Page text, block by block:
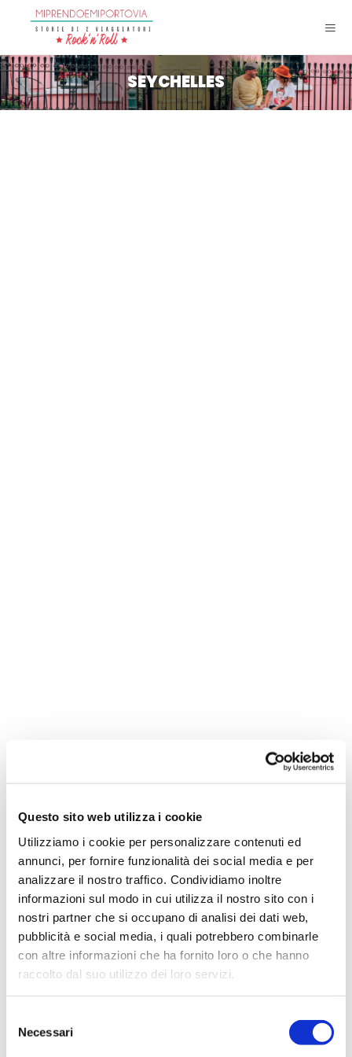
Questo sito web utilizza i cookie
Utilizziamo i cookie per personalizzare contenuti ed
annunci, per fornire funzionalità dei social media e per
analizzare il nostro traffico. Condividiamo inoltre
informazioni sul modo in cui utilizza il nostro sito con i
nostri partner che si occupano di analisi dei dati web,
pubblicità e social media, i quali potrebbero combinarle
con altre informazioni che ha fornito loro o che hanno
raccolto dal suo utilizzo dei loro servizi.
delNecessari
SEYCHELLES
Piccola guida di viaggio per
visitare le Seychelles
SEYCHELLES , TRAVEL
Oggi torna a trovarci
Marianna, che è già stata
nostra special guest del
mercoledì con un